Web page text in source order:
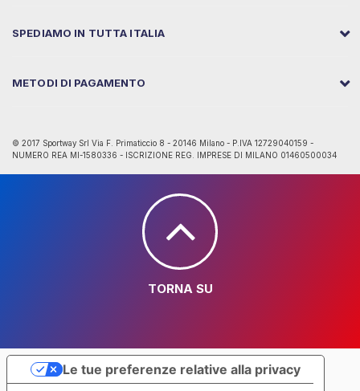
SPEDIAMO IN TUTTA ITALIA
METODI DI PAGAMENTO
© 2017 Sportway Srl Via F. Primaticcio 8 - 20146 Milano - P.IVA 12729040159 -
NUMERO REA MI-1580336 - ISCRIZIONE REG. IMPRESE DI MILANO 01460500034
TORNA SU
Le tue preferenze relative alla privacy